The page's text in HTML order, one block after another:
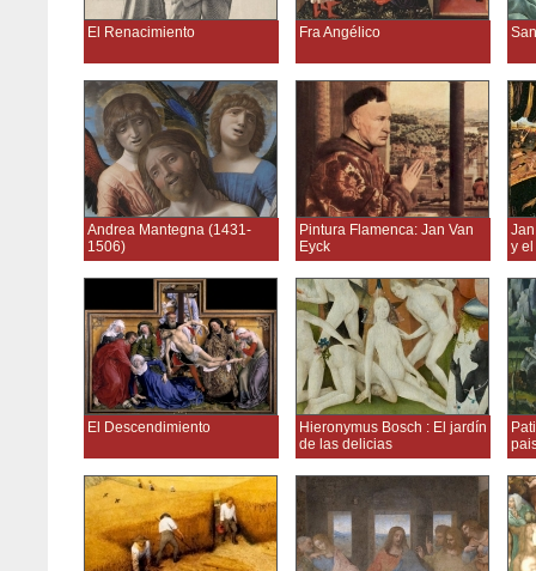
El Renacimiento Fra Angélico
Andrea Mantegna (1431-
1506)
Pintura Flamenca: Jan Van
Eyck
y
El Descendimiento
Hieronymus Bosch : El jardín
de las delicias